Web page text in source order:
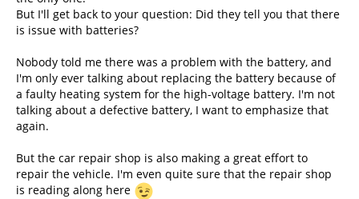
But I'll get back to your question: Did they tell you that there
is issue with batteries?
Nobody told me there was a problem with the battery, and
I'm only ever talking about replacing the battery because of
a faulty heating system for the high-voltage battery. I'm not
talking about a defective battery, I want to emphasize that
again.
But the car repair shop is also making a great effort to
repair the vehicle. I'm even quite sure that the repair shop
is reading along here